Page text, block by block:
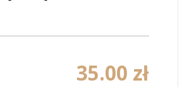
35.00 zł